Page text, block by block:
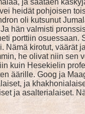
ja säätäen
heidät pohjoisen
oli kutsunut
hän valmisti
porttiin osuessaan.
kirotut, väärät
he olivat niin sen
kuin Hesekielin
äärille. Goog ja
ja
ja asalterialaiset.